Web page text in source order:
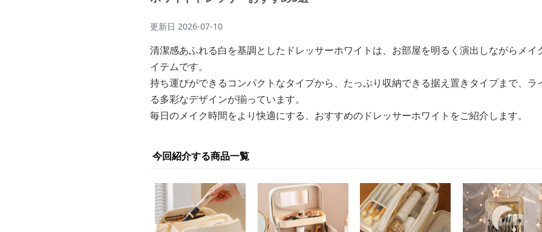
更新日 2026-07-10
清潔感あふれる白を基調としたドレッサーホワイトは、お部屋を明るく演出しながらメイ
イテムです。
持ち運びができるコンパクトなタイプから、たっぷり収納できる据え置きタイプまで、
る多彩なデザインが揃っています。
毎日のメイク時間をより快適にする、おすすめのドレッサーホワイトをご紹介します。
今回紹介する商品一覧